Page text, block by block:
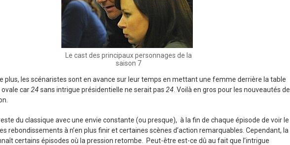
Le cast des principaux personnages de la
saison 7
plus, les scénaristes sont en avance sur leur temps en mettant une femme derrière la table
car24sans intrigue présidentielle ne serait pas 24 . Voilà en gros pour les nouveautés de
du classique avec une envie constante (ou presque), à la fin de chaque épisode de voir le
rebondissements à n’en plus finir et certaines scènes d’action remarquables. Cependant, la
certains épisodes où la pression retombe. Peut-être est-ce dû au fait que l’intrigue